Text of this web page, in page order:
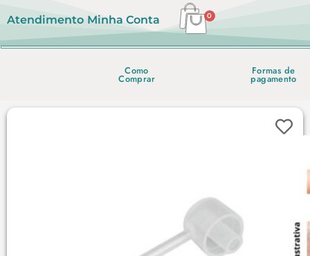
Atendimento Minha Conta 0
Como
Comprar
Formas de
pagamento